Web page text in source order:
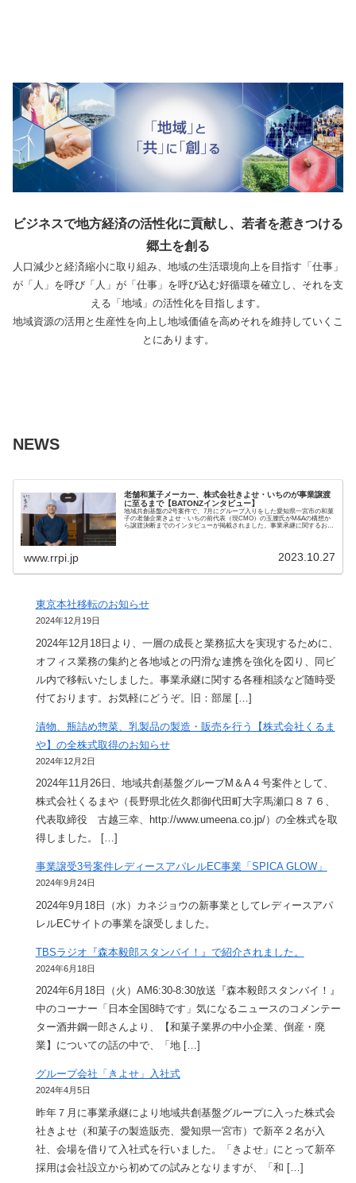
ビジネスで地方経済の活性化に貢献し、若者を惹きつける
郷土を創る
人口減少と経済縮小に取り組み、地域の生活環境向上を目指す「仕事」
が「人」を呼び「人」が「仕事」を呼び込む好循環を確立し、それを支
える「地域」の活性化を目指します。
地域資源の活用と生産性を向上し地域価値を高めそれを維持していくこ
とにあります。
NEWS
老舗和菓子メーカー、株式会社きよせ・いちのが事業譲渡
に至るまで【BATONZインタビュー】
地域共創基盤の2号案件で、7月にグループ入りをした愛知県一宮市の和菓
子の老舗企業きよせ・いちの前代表（現CMO）の玉腰氏がM&Aの構想か
ら譲渡決断までのインタビューが掲載されました。事業承継に関するお悩
www.rrpi.jp 2023.10.27
東京本社移転のお知らせ
2024年12月19日
2024年12月18日より、一層の成長と業務拡大を実現するために、
オフィス業務の集約と各地域との円滑な連携を強化を図り、同ビ
ル内で移転いたしました。事業承継に関する各種相談など随時受
付ております。お気軽にどうぞ。旧：部屋 […]
漬物、瓶詰め惣菜、乳製品の製造・販売を行う【株式会社くるま
や】の全株式取得のお知らせ
2024年12月2日
2024年11月26日、地域共創基盤グループM＆A４号案件として、
株式会社くるまや（長野県北佐久郡御代田町大字馬瀬口８７６、
代表取締役 古越三幸、http://www.umeena.co.jp/）の全株式を取
得しました。 […]
事業譲受3号案件レディースアパレルEC事業「SPICA GLOW」
2024年9月24日
2024年9月18日（水）カネジョウの新事業としてレディースアパ
レルECサイトの事業を譲受しました。
TBSラジオ『森本毅郎スタンバイ！』で紹介されました。
2024年6月18日
2024年6月18日（火）AM6:30-8:30放送『森本毅郎スタンバイ！』
中のコーナー「日本全国8時です」気になるニュースのコメンテー
ター酒井鋼一郎さんより、【和菓子業界の中小企業、倒産・廃
業】についての話の中で、「地 […]
グループ会社「きよせ」入社式
2024年4月5日
昨年７月に事業承継により地域共創基盤グループに入った株式会
社きよせ（和菓子の製造販売、愛知県一宮市）で新卒２名が入
社、会場を借りて入社式を行いました。「きよせ」にとって新卒
採用は会社設立から初めての試みとなりますが、「和 […]